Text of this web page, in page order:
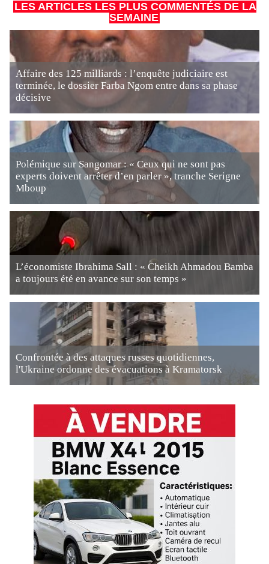
LES ARTICLES LES PLUS COMMENTÉS DE LA
SEMAINE
Affaire des 125 milliards : l’enquête judiciaire est
terminée, le dossier Farba Ngom entre dans sa phase
décisive
Polémique sur Sangomar : « Ceux qui ne sont pas
experts doivent arrêter d’en parler », tranche Serigne
Mboup
L’économiste Ibrahima Sall : « Cheikh Ahmadou Bamba
a toujours été en avance sur son temps »
Confrontée à des attaques russes quotidiennes,
l'Ukraine ordonne des évacuations à Kramatorsk